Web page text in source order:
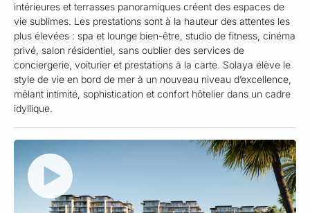
intérieures et terrasses panoramiques créent des espaces de
vie sublimes. Les prestations sont à la hauteur des attentes les
plus élevées : spa et lounge bien-être, studio de fitness, cinéma
privé, salon résidentiel, sans oublier des services de
conciergerie, voiturier et prestations à la carte. Solaya élève le
style de vie en bord de mer à un nouveau niveau d’excellence,
mêlant intimité, sophistication et confort hôtelier dans un cadre
idyllique.